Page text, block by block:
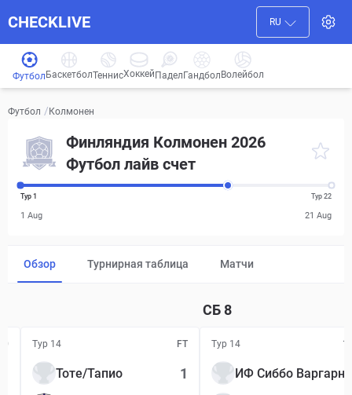
CHECKLIVE RU
Футбол БаскетболТеннисХоккей ПаделГандбол Волейбол
Футбол /Колмонен
Финляндия Колмонен 2026
Футбол лайв счет
Тур 1 Тур 22
1 Aug 21 Aug
Обзор Турнирная таблица Матчи
Тур 14 FT
Тоте/Тапио 1
СБ8
Тур 14
ИФ Сиббо Варгарна